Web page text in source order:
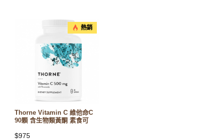
熱銷
Thorne Vitamin C 維他命C
90顆 含生物類黃酮 素食可
$975